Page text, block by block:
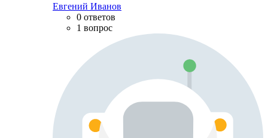
Евгений Иванов
0 ответов
1 вопрос